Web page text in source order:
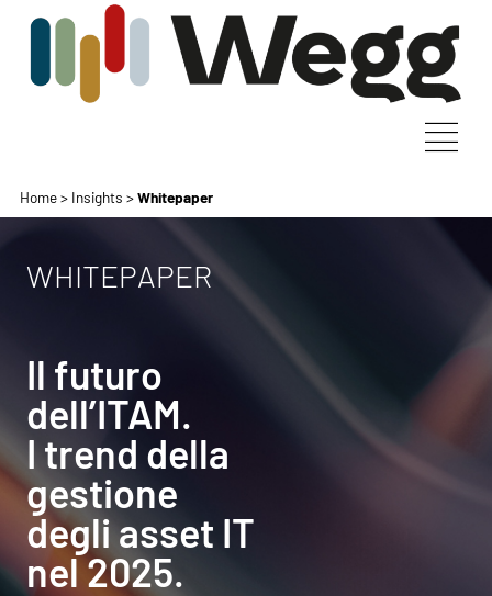
Home> Insights >Whitepaper
WHITEPAPER
Il futuro
dell’ITAM.
I trend della
gestione
degli asset IT
nel 2025.